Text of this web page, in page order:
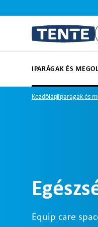
IPARÁGAK ÉS
KezdőlapIparágak és
Equip care